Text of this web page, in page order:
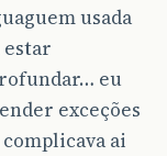
usada
estar
eu
exceções
ai